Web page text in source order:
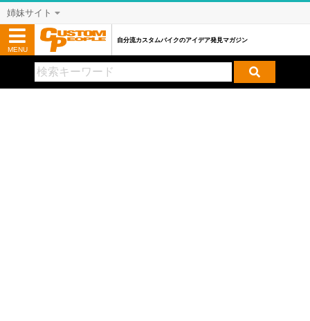
姉妹サイト
MENU
自分流カスタムバイクのアイデア発見マガジン